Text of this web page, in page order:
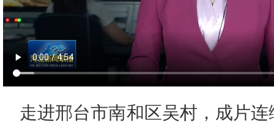
走进邢台市南和区吴村，成片